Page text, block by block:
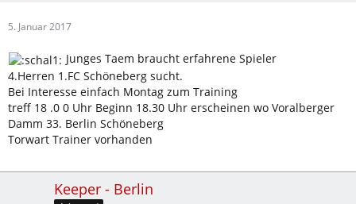
5. Januar 2017
Junges Taem braucht erfahrene Spieler
4.Herren 1.FC Schöneberg sucht.
Bei Interesse einfach Montag zum Training
treff 18 .0 0 Uhr Beginn 18.30 Uhr erscheinen wo Voralberger
Damm 33. Berlin Schöneberg
Torwart Trainer vorhanden
Keeper - Berlin